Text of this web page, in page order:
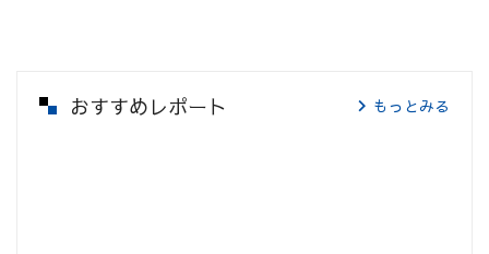
おすすめレポート もっとみる